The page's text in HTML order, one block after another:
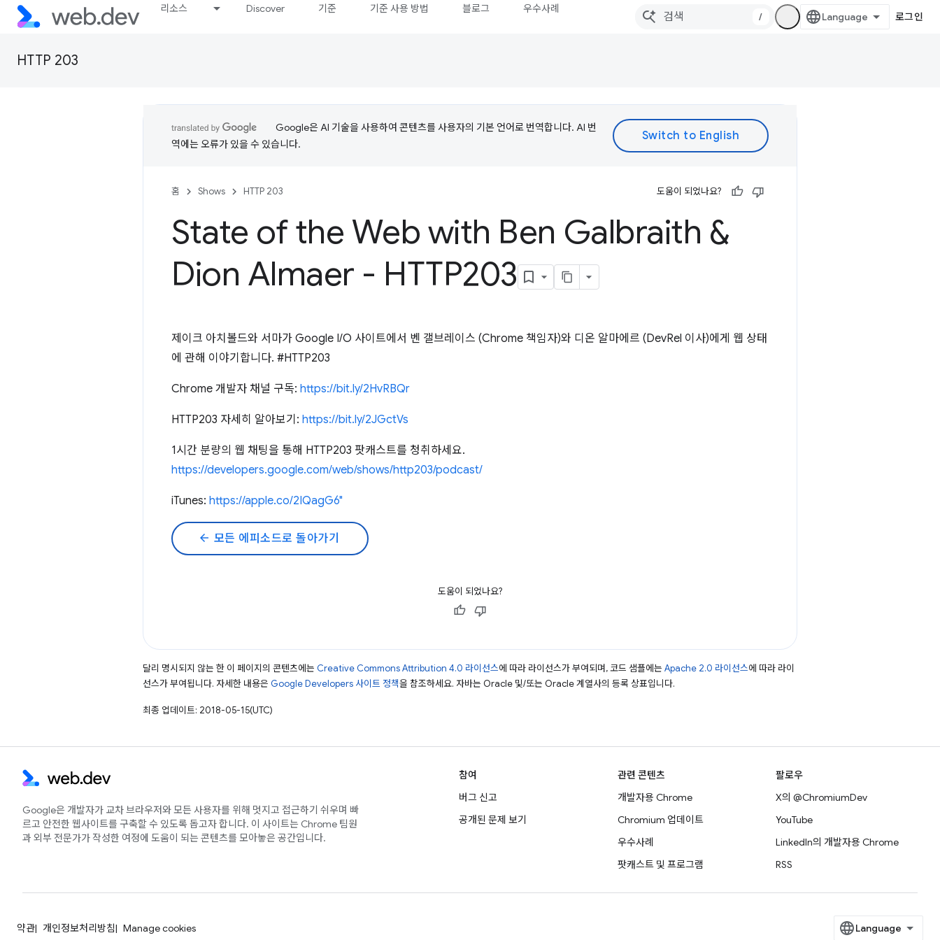
리소스 Discover 기준 기준 사용 방법 블로그 우수사례
/ 로그인
HTTP 203
Google은 AI 기술을 사용하여 콘텐츠를 사용자의 기본 언어로 번역합니다. AI 번
역에는 오류가 있을 수 있습니다.
홈 Shows HTTP 203 도움이 되었나요?
State of the Web with Ben Galbraith &
Dion Almaer - HTTP203
제이크 아치볼드와 서마가 Google I/O 사이트에서 벤 갤브레이스 (Chrome 책임자)와 디온 알마에르 (DevRel 이사)에게 웹 상태
에 관해 이야기합니다. #HTTP203
Chrome 개발자 채널 구독: https://bit.ly/2HvRBQr
HTTP203 자세히 알아보기: https://bit.ly/2JGctVs
1시간 분량의 웹 채팅을 통해 HTTP203 팟캐스트를 청취하세요.
https://developers.google.com/web/shows/http203/podcast/
iTunes: https://apple.co/2IQagG6"
arrow_back 모든 에피소드로 돌아가기
도움이 되었나요?
달리 명시되지 않는 한 이 페이지의 콘텐츠에는 Creative Commons Attribution 4.0 라이선스에 따라 라이선스가 부여되며, 코드 샘플에는 Apache 2.0 라이선스에 따라 라이
선스가 부여됩니다. 자세한 내용은 Google Developers 사이트 정책을 참조하세요. 자바는 Oracle 및/또는 Oracle 계열사의 등록 상표입니다.
최종 업데이트: 2018-05-15(UTC)
Google은 개발자가 교차 브라우저와 모든 사용자를 위해 멋지고 접근하기 쉬우며 빠
르고 안전한 웹사이트를 구축할 수 있도록 돕고자 합니다. 이 사이트는 Chrome 팀원
과 외부 전문가가 작성한 여정에 도움이 되는 콘텐츠를 모아놓은 공간입니다.
참여
버그 신고
공개된 문제 보기
관련 콘텐츠
개발자용 Chrome
Chromium 업데이트
우수사례
팟캐스트 및 프로그램
팔로우
X의 @ChromiumDev
YouTube
LinkedIn의 개발자용 Chrome
RSS
약관 개인정보처리방침 Manage cookies